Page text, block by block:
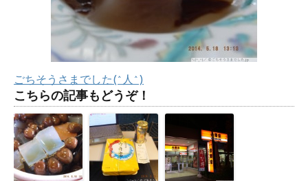
ごちそうさまでした(^人^)
こちらの記事もどうぞ！